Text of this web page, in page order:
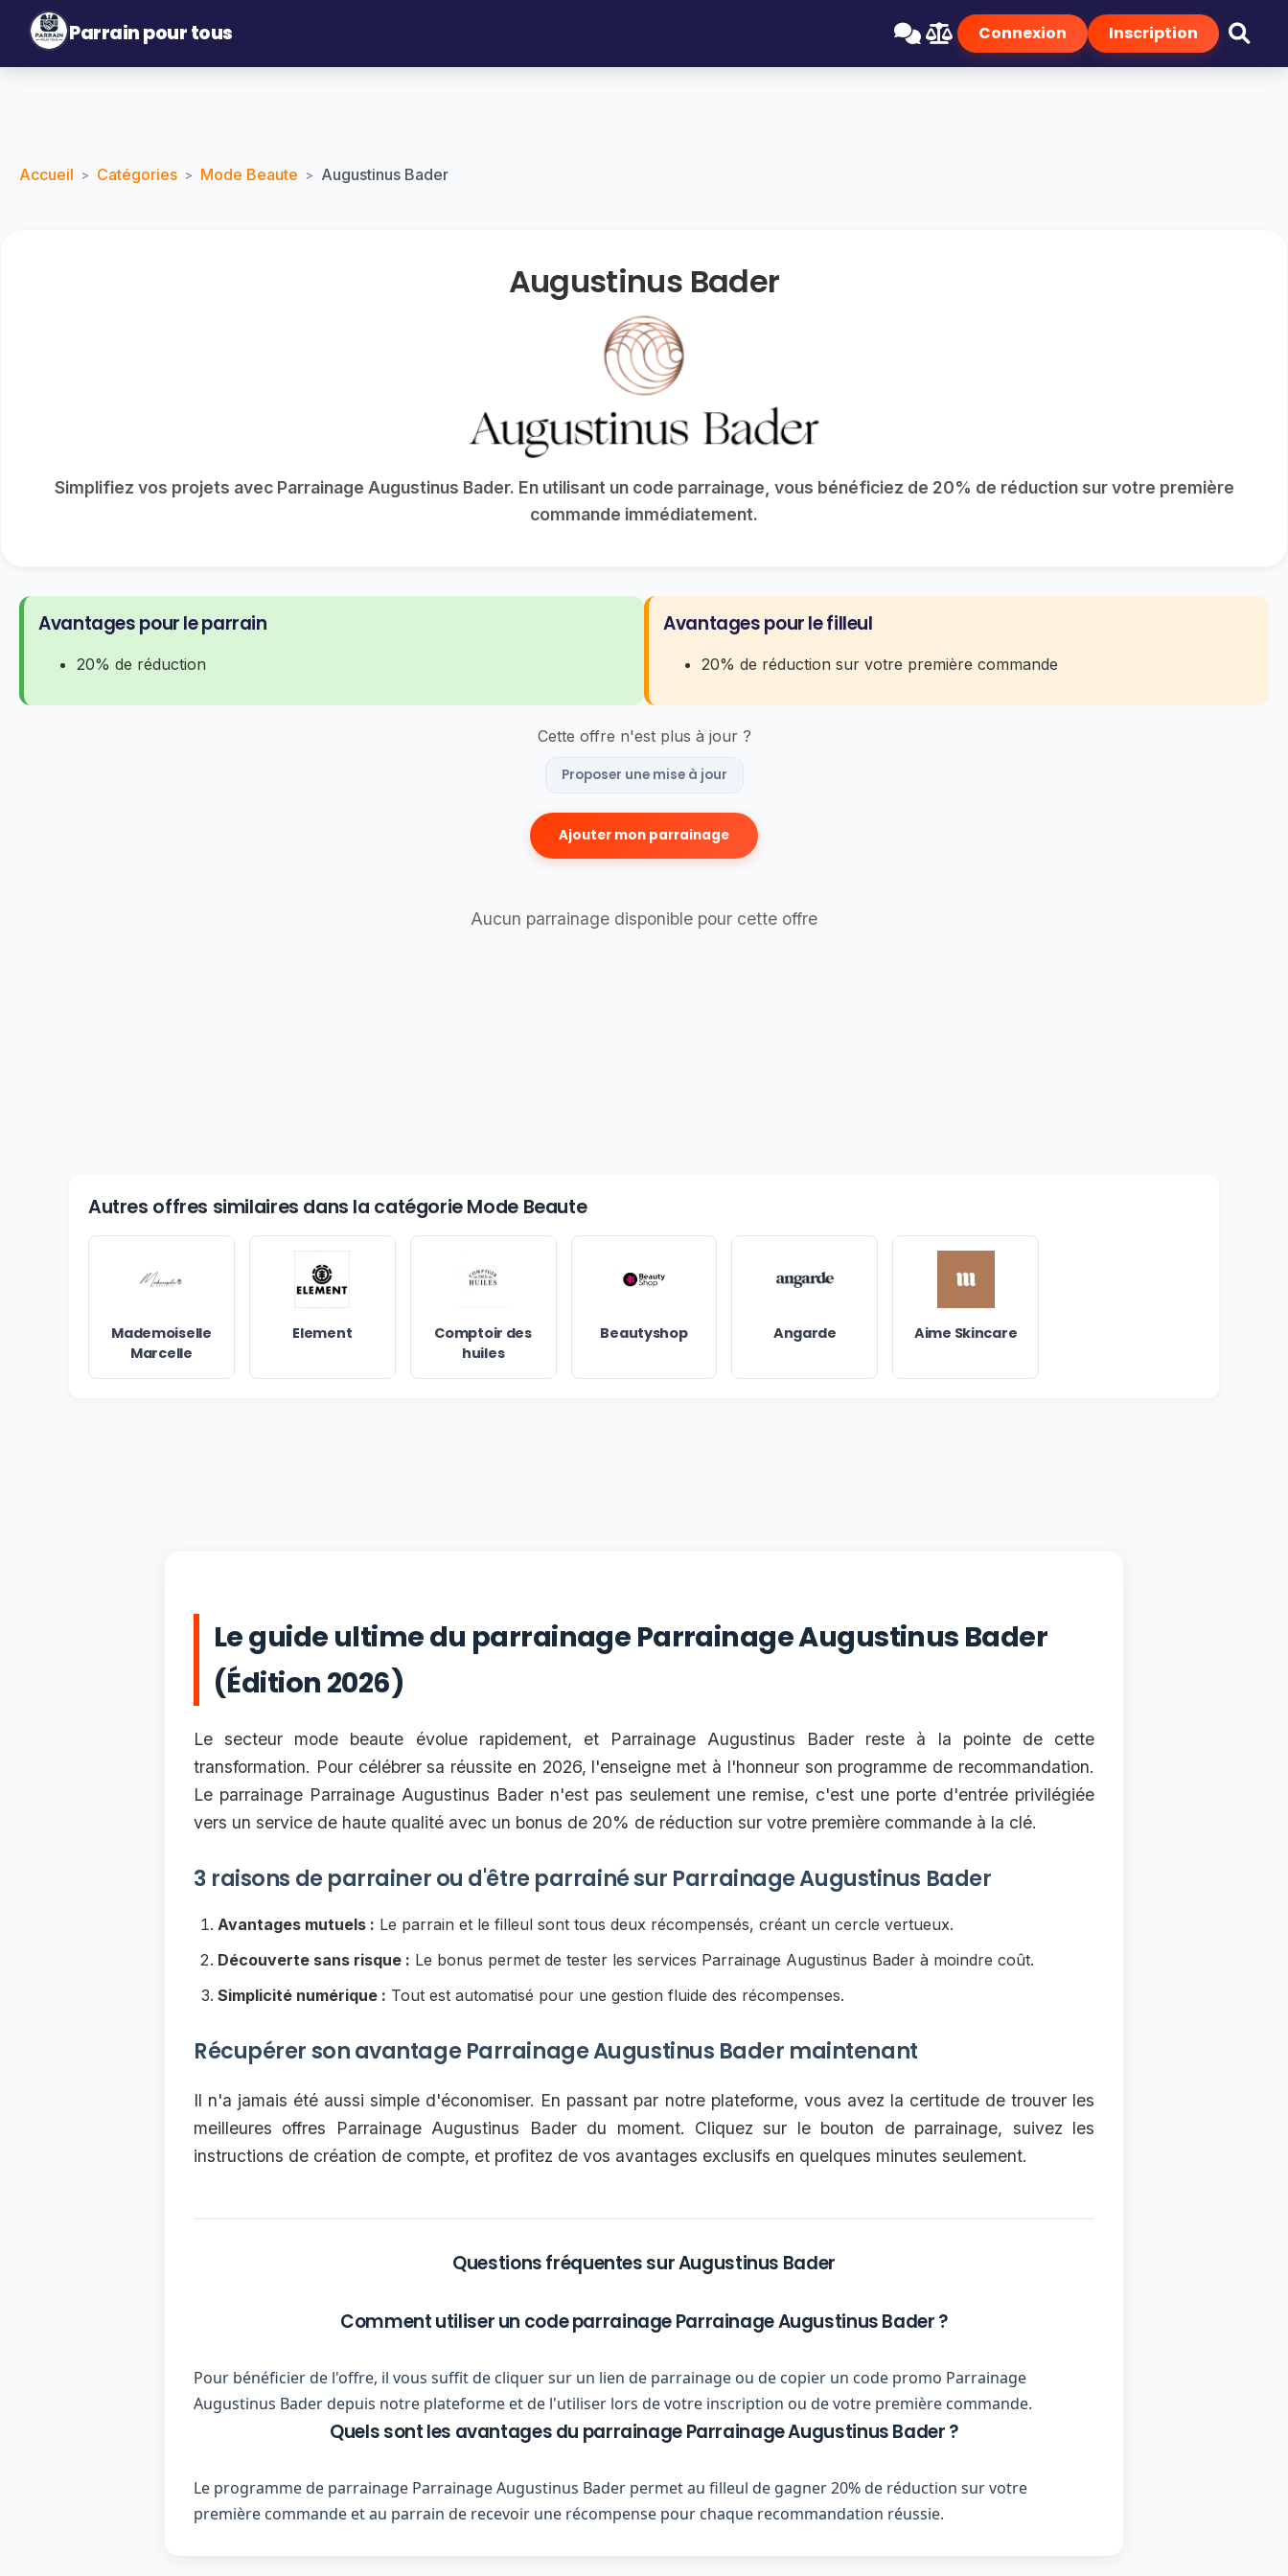
Parrain pour tous Connexion Inscription
Accueil > Catégories > Mode Beaute > Augustinus Bader
Augustinus Bader
Simplifiez vos projets avec Parrainage Augustinus Bader. En utilisant un code parrainage, vous bénéficiez de 20% de réduction sur votre première
commande immédiatement.
Avantages pour le parrain
20% de réduction
Avantages pour le filleul
20% de réduction sur votre première commande
Cette offre n'est plus à jour ?
Proposer une mise à jour
Ajouter mon parrainage
Aucun parrainage disponible pour cette offre
Autres offres similaires dans la catégorie Mode Beaute
Mademoiselle
Marcelle
Element
Comptoir des
huiles
Beautyshop Angarde Aime Skincare
Le guide ultime du parrainage Parrainage Augustinus Bader
(Édition 2026)
Le secteur mode beaute évolue rapidement, et Parrainage Augustinus Bader reste à la pointe de cette
transformation. Pour célébrer sa réussite en 2026, l'enseigne met à l'honneur son programme de recommandation.
Le parrainage Parrainage Augustinus Bader n'est pas seulement une remise, c'est une porte d'entrée privilégiée
vers un service de haute qualité avec un bonus de 20% de réduction sur votre première commande à la clé.
3 raisons de parrainer ou d'être parrainé sur Parrainage Augustinus Bader
Avantages mutuels : Le parrain et le filleul sont tous deux récompensés, créant un cercle vertueux.
Découverte sans risque : Le bonus permet de tester les services Parrainage Augustinus Bader à moindre coût.
Simplicité numérique : Tout est automatisé pour une gestion fluide des récompenses.
Récupérer son avantage Parrainage Augustinus Bader maintenant
Il n'a jamais été aussi simple d'économiser. En passant par notre plateforme, vous avez la certitude de trouver les
meilleures offres Parrainage Augustinus Bader du moment. Cliquez sur le bouton de parrainage, suivez les
instructions de création de compte, et profitez de vos avantages exclusifs en quelques minutes seulement.
Questions fréquentes sur Augustinus Bader
Comment utiliser un code parrainage Parrainage Augustinus Bader ?
Pour bénéficier de l'offre, il vous suffit de cliquer sur un lien de parrainage ou de copier un code promo Parrainage
Augustinus Bader depuis notre plateforme et de l'utiliser lors de votre inscription ou de votre première commande.
Quels sont les avantages du parrainage Parrainage Augustinus Bader ?
Le programme de parrainage Parrainage Augustinus Bader permet au filleul de gagner 20% de réduction sur votre
première commande et au parrain de recevoir une récompense pour chaque recommandation réussie.